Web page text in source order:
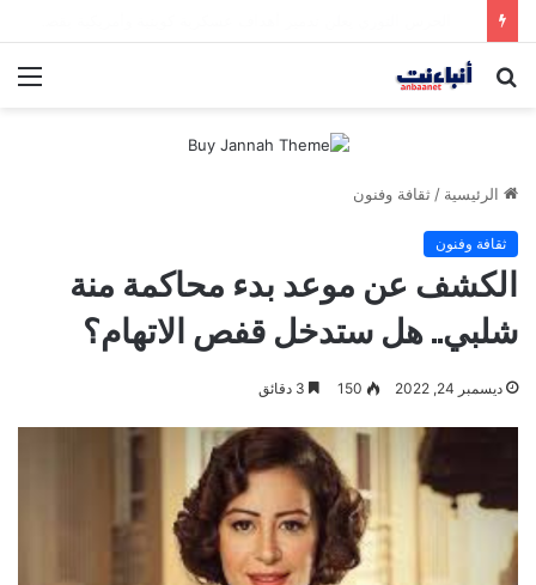
بحث
الرئيسية / ثقافة وفنون
ثقافة وفنون
الكشف عن موعد بدء محاكمة منة
شلبي.. هل ستدخل قفص الاتهام؟
ديسمبر 24, 2022 150